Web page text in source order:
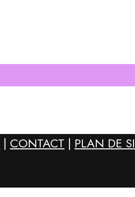
| CONTACT | PLAN DE